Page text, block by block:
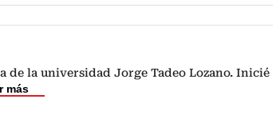
de la universidad Jorge Tadeo Lozano. Inicié
más